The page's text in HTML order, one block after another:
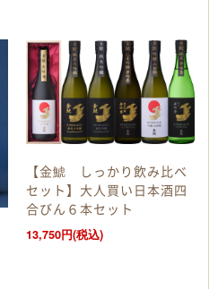
【金鯱 しっかり飲み比べ
セット】大人買い日本酒四
合びん６本セット
13,750円(税込)